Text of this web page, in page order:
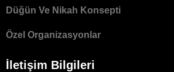
Düğün Ve Nikah Konsepti
Özel Organizasyonlar
İletişim Bilgileri